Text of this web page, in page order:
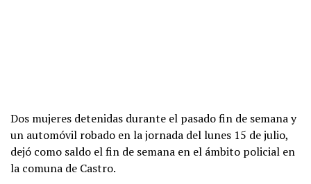
Dos mujeres detenidas durante el pasado fin de semana y
un automóvil robado en la jornada del lunes 15 de julio,
dejó como saldo el fin de semana en el ámbito policial en
la comuna de Castro.